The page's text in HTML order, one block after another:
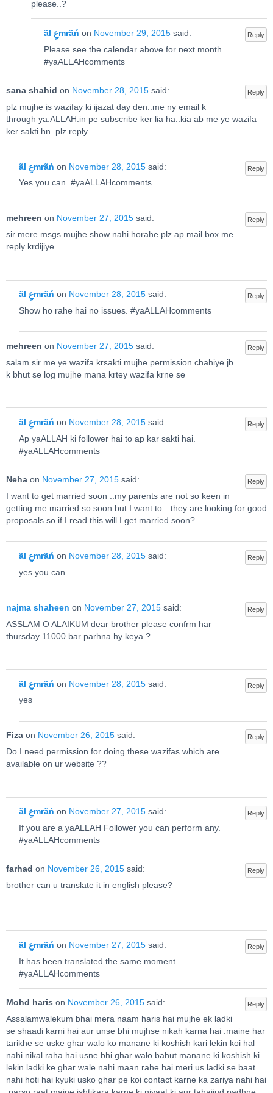
please..?
Reply ãl عِmrãń on November 29, 2015 said:
Please see the calendar above for next month.
#yaALLAHcomments
Reply
sana shahid on November 28, 2015 said:
plz mujhe is wazifay ki ijazat day den..me ny email k
through ya.ALLAH.in pe subscribe ker lia ha..kia ab me ye wazifa
ker sakti hn..plz reply
Reply ãl عِmrãń on November 28, 2015 said:
Yes you can. #yaALLAHcomments
Reply
mehreen on November 27, 2015 said:
sir mere msgs mujhe show nahi horahe plz ap mail box me
reply krdijiye
Reply ãl عِmrãń on November 28, 2015 said:
Show ho rahe hai no issues. #yaALLAHcomments
Reply
mehreen on November 27, 2015 said:
salam sir me ye wazifa krsakti mujhe permission chahiye jb
k bhut se log mujhe mana krtey wazifa krne se
Reply ãl عِmrãń on November 28, 2015 said:
Ap yaALLAH ki follower hai to ap kar sakti hai.
#yaALLAHcomments
Reply
Neha on November 27, 2015 said:
I want to get married soon ..my parents are not so keen in
getting me married so soon but I want to…they are looking for good
proposals so if I read this will I get married soon?
Reply ãl عِmrãń on November 28, 2015 said:
yes you can
Reply
najma shaheen on November 27, 2015 said:
ASSLAM O ALAIKUM dear brother please confrm har
thursday 11000 bar parhna hy keya ?
Reply ãl عِmrãń on November 28, 2015 said:
yes
Reply
Fiza on November 26, 2015 said:
Do I need permission for doing these wazifas which are
available on ur website ??
Reply ãl عِmrãń on November 27, 2015 said:
If you are a yaALLAH Follower you can perform any.
#yaALLAHcomments
Reply
farhad on November 26, 2015 said:
brother can u translate it in english please?
Reply ãl عِmrãń on November 27, 2015 said:
It has been translated the same moment.
#yaALLAHcomments
Reply
Mohd haris on November 26, 2015 said:
Assalamwalekum bhai mera naam haris hai mujhe ek ladki
se shaadi karni hai aur unse bhi mujhse nikah karna hai .maine har
tarikhe se uske ghar walo ko manane ki koshish kari lekin koi hal
nahi nikal raha hai usne bhi ghar walo bahut manane ki koshish ki
lekin ladki ke ghar wale nahi maan rahe hai meri us ladki se baat
nahi hoti hai kyuki usko ghar pe koi contact karne ka zariya nahi hai